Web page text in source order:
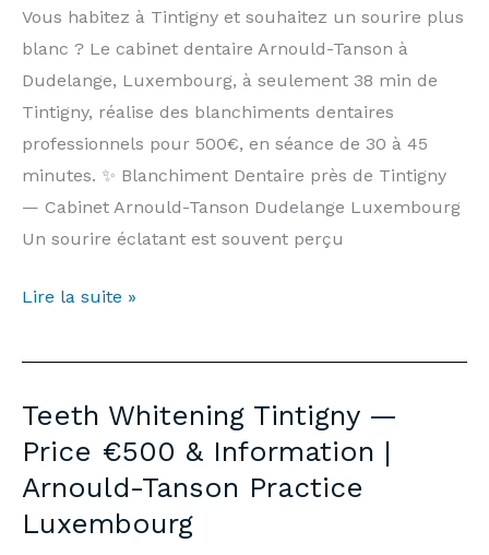
|
Arnould-
Tanson
Practice
Luxembourg
Vous habitez à Tintigny et souhaitez un sourire plus
blanc ? Le cabinet dentaire Arnould-Tanson à
Dudelange, Luxembourg, à seulement 38 min de
Tintigny, réalise des blanchiments dentaires
professionnels pour 500€, en séance de 30 à 45
minutes. ✨ Blanchiment Dentaire près de Tintigny
— Cabinet Arnould-Tanson Dudelange Luxembourg
Un sourire éclatant est souvent perçu
Blanchiment
Tintigny
Prix
500€
&
Informations
Lire la suite »
Teeth Whitening Tintigny —
Price €500 & Information |
Arnould-Tanson Practice
Luxembourg